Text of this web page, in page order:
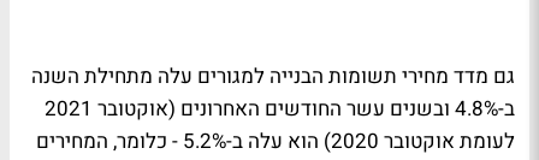
גם מדד מחירי תשומות הבנייה למגורים עלה מתחילת השנה
ב-4.8% ובשנים עשר החודשים האחרונים (אוקטובר 2021
לעומת אוקטובר 2020) הוא עלה ב-5.2% - כלומר, המחירים